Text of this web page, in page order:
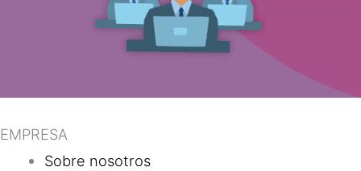
EMPRESA
Sobre nosotros